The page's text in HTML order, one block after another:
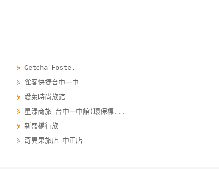
⋟ Getcha Hostel
⋟ 雀客快捷台中一中
⋟ 愛萊時尚旅館
⋟ 星漾商旅-台中一中館(環保標...
⋟ 新盛橋行旅
⋟ 奇異果旅店-中正店